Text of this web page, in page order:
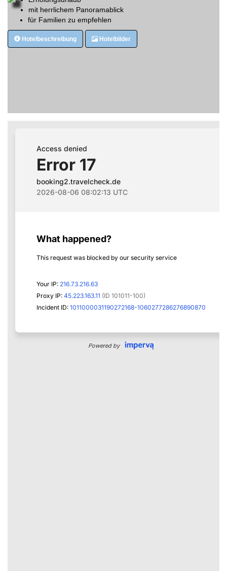
mit herrlichem Panoramablick
für Familien zu empfehlen
Hotelbeschreibung Hotelbilder